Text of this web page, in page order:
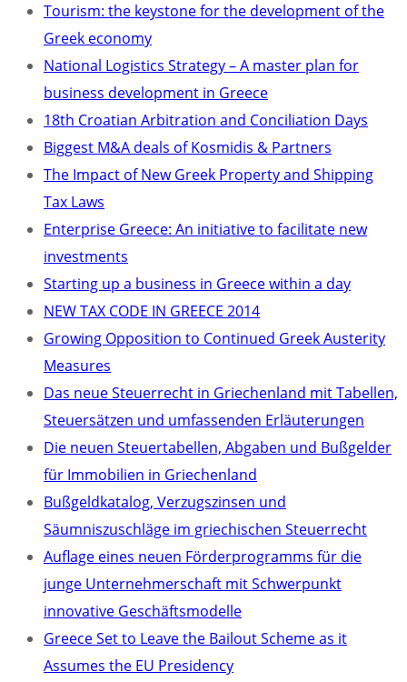
Tourism: the keystone for the development of the
Greek economy
National Logistics Strategy – A master plan for
business development in Greece
18th Croatian Arbitration and Conciliation Days
Biggest M&A deals of Kosmidis & Partners
The Impact of New Greek Property and Shipping
Tax Laws
Enterprise Greece: An initiative to facilitate new
investments
Starting up a business in Greece within a day
NEW TAX CODE IN GREECE 2014
Growing Opposition to Continued Greek Austerity
Measures
Das neue Steuerrecht in Griechenland mit Tabellen,
Steuersätzen und umfassenden Erläuterungen
Die neuen Steuertabellen, Abgaben und Bußgelder
für Immobilien in Griechenland
Bußgeldkatalog, Verzugszinsen und
Säumniszuschläge im griechischen Steuerrecht
Auflage eines neuen Förderprogramms für die
junge Unternehmerschaft mit Schwerpunkt
innovative Geschäftsmodelle
Greece Set to Leave the Bailout Scheme as it
Assumes the EU Presidency